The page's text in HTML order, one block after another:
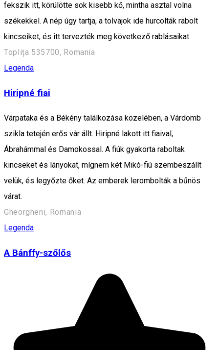
fekszik itt, körülötte sok kisebb kő, mintha asztal volna
székekkel. A nép úgy tartja, a tolvajok ide hurcolták rabolt
kincseiket, és itt tervezték meg következő rablásaikat.
Toplița 535700, Romania
Legenda
Hiripné fiai
Várpataka és a Békény találkozása közelében, a Várdomb
szikla tetején erős vár állt. Hiripné lakott itt fiaival,
Ábrahámmal és Damokossal. A fiúk gyakorta raboltak
kincseket és lányokat, mígnem két Mikó-fiú szembeszállt
velük, és legyőzte őket. Az emberek lerombolták a bűnös
várat.
Gheorgheni, Romania
Legenda
A Bánffy-szőlős